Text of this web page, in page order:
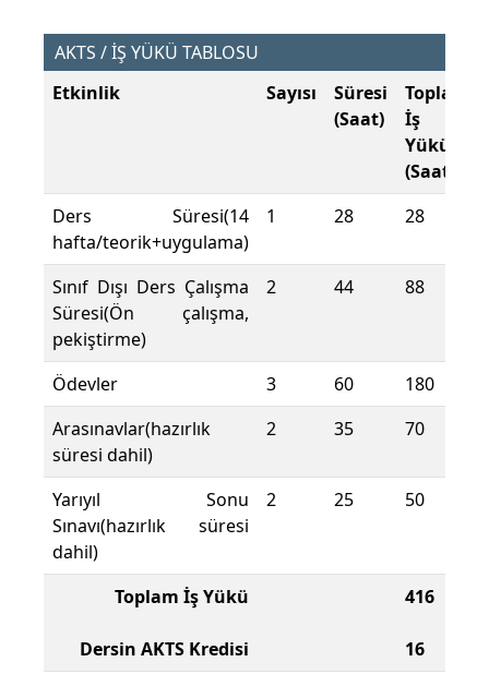
AKTS / İŞ YÜKÜ TABLOSU
Etkinlik
Sayısı
Süresi
(Saat)
Toplam
İş
Yükü
(Saat)
Ders Süresi(14
hafta/teorik+uygulama)
1 28 28
Sınıf Dışı Ders Çalışma
Süresi(Ön çalışma,
pekiştirme)
2 44 88
Ödevler 3 60
180
Arasınavlar(hazırlık
süresi dahil)
2 35 70
Yarıyıl Sonu
Sınavı(hazırlık süresi
dahil)
2 25 50
Toplam İş Yükü
Dersin AKTS Kredisi
416
16